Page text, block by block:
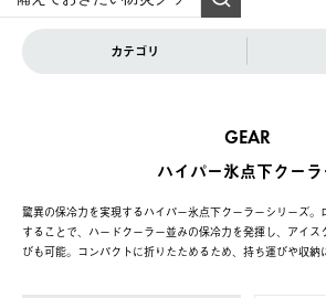
カテゴリ
GEAR
ハイパー氷点下クーラ
驚異の保冷力を実現するハイパー氷点下クーラーシリーズ。
することで、ハードクーラー並みの保冷力を発揮し、アイ
びも可能。コンパクトに折りたためるため、持ち運びや収納